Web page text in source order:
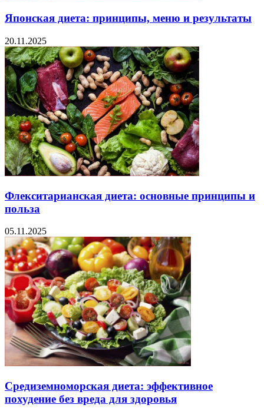
Японская диета: принципы, меню и результаты
20.11.2025
Флекситарианская диета: основные принципы и
польза
05.11.2025
Средиземноморская диета: эффективное
похудение без вреда для здоровья